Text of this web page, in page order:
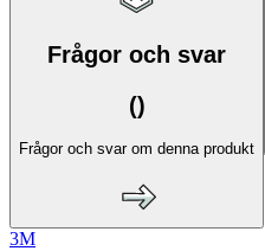
Frågor och svar
()
Frågor och svar om denna produkt
3M